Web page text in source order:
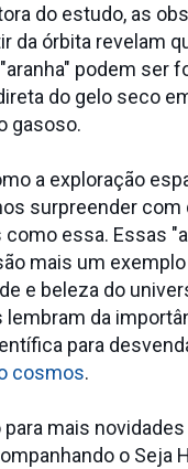
do estudo, as
da órbita revelam
podem ser
do gelo seco
gasoso.
a exploração
surpreender
essa. Essas
mais um exemplo
e beleza do
lembram da
para
cosmos.
para mais
o Seja